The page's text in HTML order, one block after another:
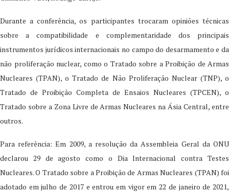
Durante a conferência, os participantes trocaram opiniões técnicas
sobre a compatibilidade e complementaridade dos principais
instrumentos jurídicos internacionais no campo do desarmamento e da
não proliferação nuclear, como o Tratado sobre a Proibição de Armas
Nucleares (TPAN), o Tratado de Não Proliferação Nuclear (TNP), o
Tratado de Proibição Completa de Ensaios Nucleares (TPCEN), o
Tratado sobre a Zona Livre de Armas Nucleares na Ásia Central, entre
outros.
Para referência: Em 2009, a resolução da Assembleia Geral da ONU
declarou 29 de agosto como o Dia Internacional contra Testes
Nucleares. O Tratado sobre a Proibição de Armas Nucleares (TPAN) foi
adotado em julho de 2017 e entrou em vigor em 22 de janeiro de 2021,